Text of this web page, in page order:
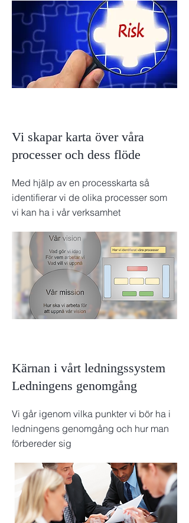
Vi skapar karta över våra
processer och dess flöde
Med hjälp av en processkarta så
identifierar vi de olika processer som
vi kan ha i vår verksamhet
Kärnan i vårt ledningssystem
Ledningens genomgång
Vi går igenom vilka punkter vi bör ha i
ledningens genomgång och hur man
förbereder sig